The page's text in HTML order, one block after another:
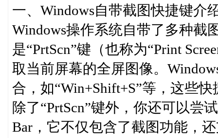
一、Windows自带截图快捷键介
Windows操作系统自带了多种截
是“PrtScn”键（也称为“Print
取当前屏幕的全屏图像。
合，如“Win+Shift+S”等，这些
除了“PrtScn”键外，你还可以尝
Bar，它不仅包含了截图功能，